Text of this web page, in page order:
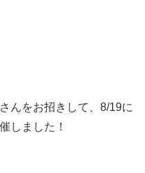
んをお招きして、8/19に
しました！